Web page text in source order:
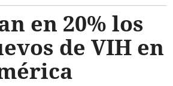
en 20% los
de VIH en